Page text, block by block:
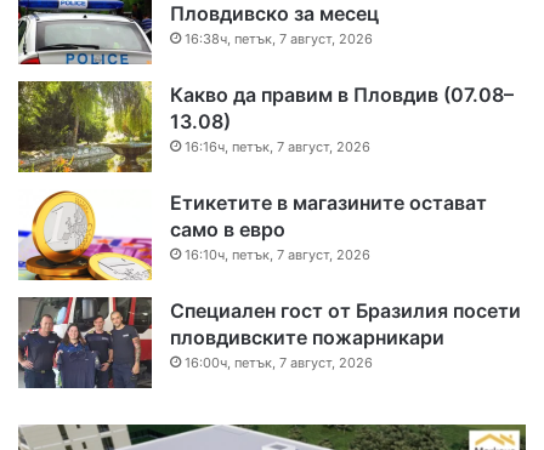
Пловдивско за месец
16:38ч, петък, 7 август, 2026
Какво да правим в Пловдив (07.08–
13.08)
16:16ч, петък, 7 август, 2026
Етикетите в магазините остават
само в евро
16:10ч, петък, 7 август, 2026
Специален гост от Бразилия посети
пловдивските пожарникари
16:00ч, петък, 7 август, 2026